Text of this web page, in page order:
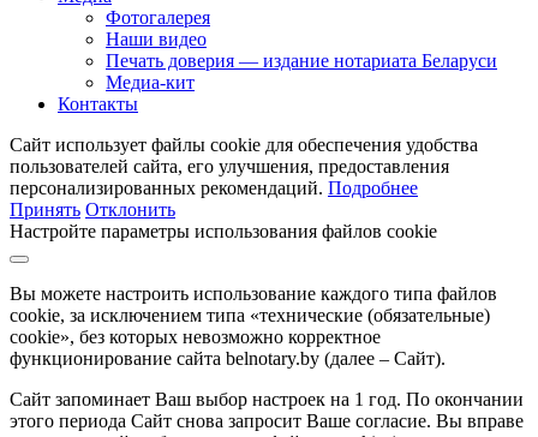
Фотогалерея
Наши видео
Печать доверия — издание нотариата Беларуси
Медиа-кит
Контакты
Сайт использует файлы cookie для обеспечения удобства
пользователей сайта, его улучшения, предоставления
персонализированных рекомендаций. Подробнее
Принять Отклонить
Настройте параметры использования файлов cookie
Вы можете настроить использование каждого типа файлов
cookie, за исключением типа «технические (обязательные)
cookie», без которых невозможно корректное
функционирование сайта belnotary.by (далее – Сайт).
Сайт запоминает Ваш выбор настроек на 1 год. По окончании
этого периода Сайт снова запросит Ваше согласие. Вы вправе